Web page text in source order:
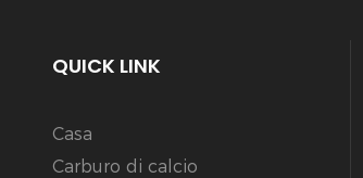
QUICK LINK
Casa
Carburo di calcio